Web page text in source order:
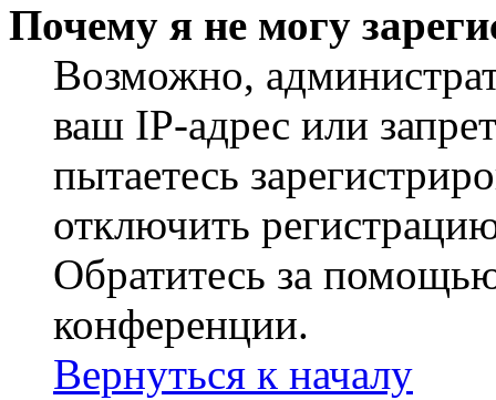
Почему я не могу
Возможно,
ваш IP-адрес или
пытаетесь
отключить
Обратитесь за
конференции.
Вернуться к началу